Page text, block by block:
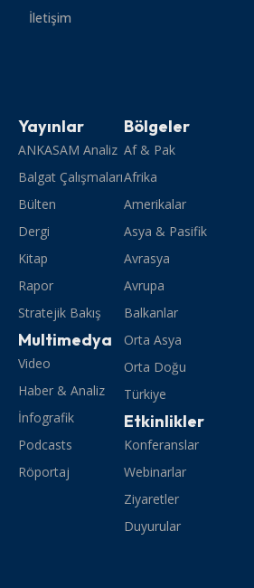
İletişim
Yayınlar
ANKASAM Analiz
Balgat Çalışmaları
Bülten
Dergi
Kitap
Rapor
Stratejik Bakış
Multimedya
Video
Haber & Analiz
İnfografik
Podcasts
Röportaj
Bölgeler
Af & Pak
Afrika
Amerikalar
Asya & Pasifik
Avrasya
Avrupa
Balkanlar
Orta Asya
Orta Doğu
Türkiye
Etkinlikler
Konferanslar
Webinarlar
Ziyaretler
Duyurular